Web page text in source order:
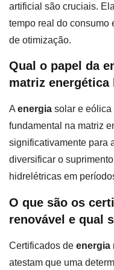
artificial são cruciais.
tempo real do consumo
de otimização.
Qual o papel da
matriz energética
A energia solar e eólica
fundamental na matriz
significativamente para
diversificar o
hidrelétricas em
O que são os
renovável e qual
Certificados de energia
atestam que uma